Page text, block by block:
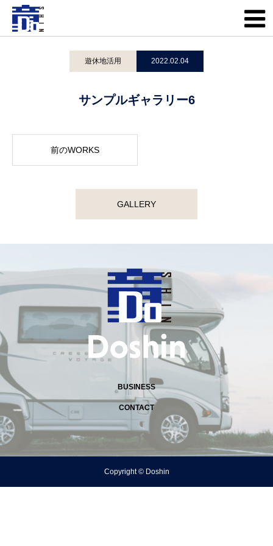
WORKS
遊休地活用 2022.02.04
サンプルギャラリー6
前のWORKS
GALLERY
BUSINESS
CONTACT
Copyright © Doshin